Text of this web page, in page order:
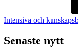
Intensiva och
Senaste nytt